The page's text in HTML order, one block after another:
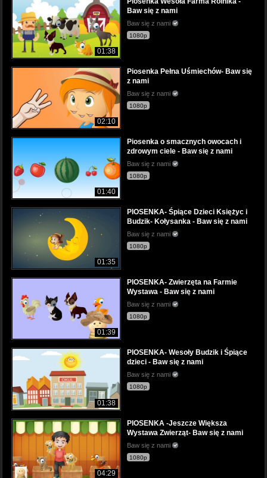
01:38
Baw się z nami
Baw się z nami
1080p
02:10
Piosenka Pełna Uśmiechów- Baw się
z nami
Baw się z nami
1080p
01:40
Piosenka o smacznych owocach i
zdrowym ciele - Baw się z nami
Baw się z nami
1080p
01:35
PIOSENKA- Śpiące Dzieci Księżyc i
Budzik- Kołysanka - Baw się z nami
Baw się z nami
1080p
01:39
PIOSENKA- Zwierzęta na Farmie
Wystawa - Baw się z nami
Baw się z nami
1080p
01:38
PIOSENKA- Wesoły Budzik i Śpiące
dzieci - Baw się z nami
Baw się z nami
1080p
04:29
PIOSENKA -Jeszcze Większa
Wystawa Zwierząt- Baw się z nami
Baw się z nami
1080p